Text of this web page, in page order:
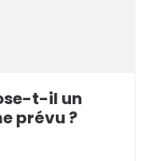
t-il un
prévu ?